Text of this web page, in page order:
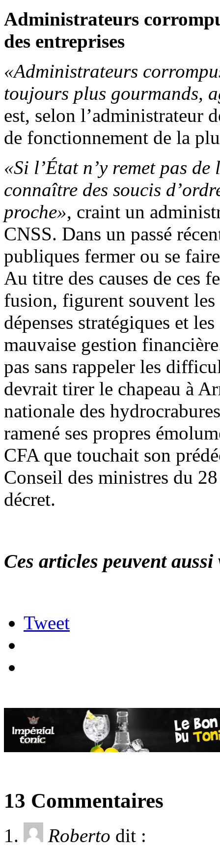
Administrateurs
des entreprises
«Administrateurs
toujours plus gourmands,
est, selon l’administrateur
de fonctionnement de la
«Si l’État n’y remet pas
connaître des soucis
proche», craint un
CNSS. Dans un passé
publiques fermer ou se
Au titre des causes de ces
fusion, figurent souvent
dépenses stratégiques et
mauvaise gestion
pas sans rappeler les
devrait tirer le chapeau à
nationale des
ramené ses propres
CFA que touchait son
Conseil des ministres du
décret.
Ces articles peuvent
Tweet
13 Commentaires
Roberto dit :